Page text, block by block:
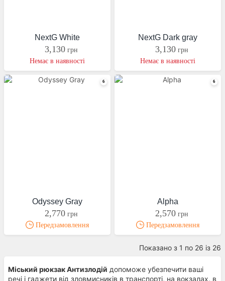
NextG White
3,130 грн
Немає в наявності
NextG Dark gray
3,130 грн
Немає в наявності
Odyssey Gray
2,770 грн
Передзамовлення
Alpha
2,570 грн
Передзамовлення
Показано з 1 по 26 із 26
Міський рюкзак Антизлодій допоможе убезпечити ваші
речі і гаджети від зловмисників в транспорті, на вокзалах, в